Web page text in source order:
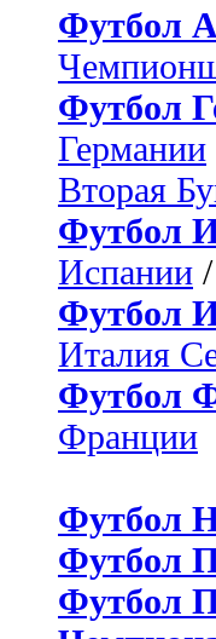
Футбол
Футбол
Германии
Вторая
Футбол
Испании /
Футбол
Италия
Футбол
Франции
Футбол
Футбол
Футбол